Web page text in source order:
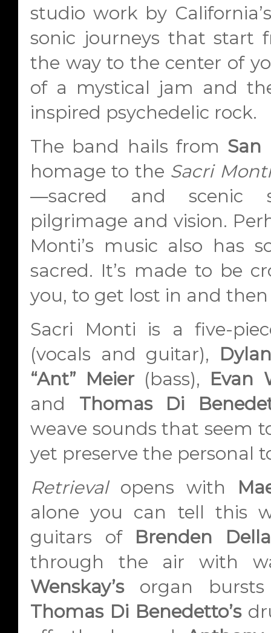
studio work by
sonic journeys that start
the way to the center of
of a mystical jam and
inspired psychedelic rock.
The band hails from San
homage to the Sacri Monti
—sacred and scenic
pilgrimage and vision.
Monti’s music also has
sacred. It’s made to be
you, to get lost in and
Sacri Monti is a five-
(vocals and guitar),
“Ant” Meier(bass), Evan
and Thomas Di
weave sounds that seem
yet preserve the personal
Retrievalopens with
alone you can tell this
guitars of Brenden
through the air with
Wenskay’sorgan bursts
Thomas Di Benedetto’s